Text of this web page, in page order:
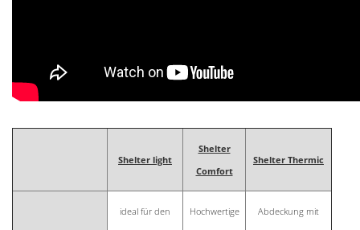
Shelter light
Shelter
Comfort
Shelter Thermic
ideal für den
Hochwertige
Abdeckung mit